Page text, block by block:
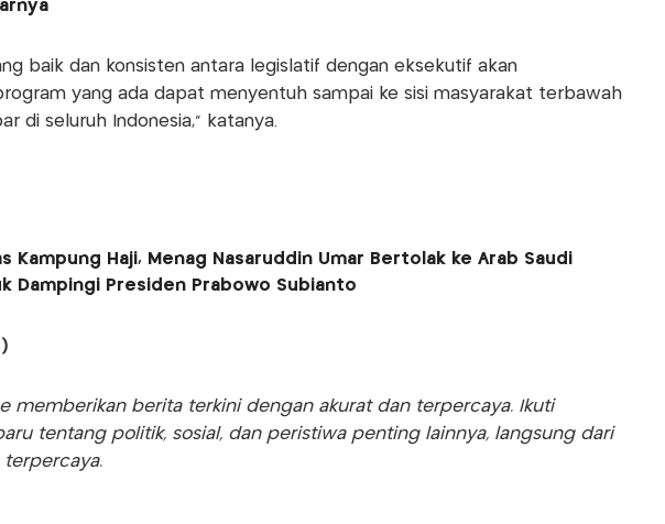
baik dan konsisten antara legislatif dengan eksekutif akan
yang ada dapat menyentuh sampai ke sisi masyarakat terbawah
di seluruh Indonesia," katanya.
Kampung Haji, Menag Nasaruddin Umar Bertolak ke Arab Saudi
Dampingi Presiden Prabowo Subianto
memberikan berita terkini dengan akurat dan terpercaya. Ikuti
tentang politik, sosial, dan peristiwa penting lainnya, langsung dari